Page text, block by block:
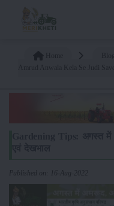
Published on: 16-Aug-2022